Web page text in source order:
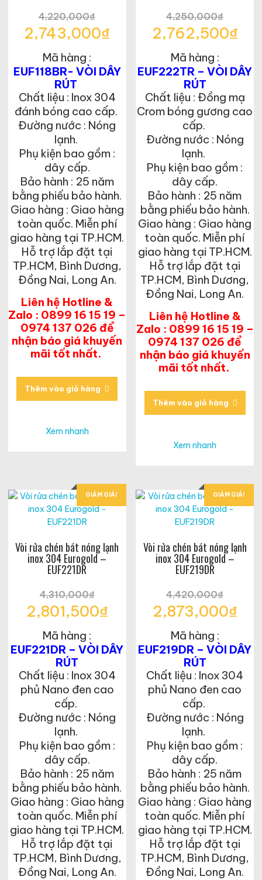
4,220,000₫
Giá
gốc
là:
4,220,000₫.
2,743,000₫
hiện
tại
là:
2,743,000₫.
Mã hàng :
EUF118BR- VÒI DÂY
RÚT
Chất liệu : Inox 304
đánh bóng cao cấp.
Đường nước : Nóng
lạnh.
Phụ kiện bao gồm :
dây cấp.
Bảo hành : 25 năm
bằng phiếu bảo hành.
Giao hàng : Giao hàng
toàn quốc. Miễn phí
giao hàng tại TP.HCM.
Hỗ trợ lắp đặt tại
TP.HCM, Bình Dương,
Đồng Nai, Long An.
Liên hệ Hotline &
Zalo : 0899 16 15 19 –
0974 137 026 để
nhận báo giá khuyến
mãi tốt nhất.
Thêm vào giỏ hàng
Xem nhanh
4,250,000₫
Giá
gốc
là:
4,250,000₫.
2,762,500₫
hiện
tại
là:
2,762,500₫.
Mã hàng :
EUF222TR – VÒI DÂY
RÚT
Chất liệu : Đồng mạ
Crom bóng gương cao
cấp.
Đường nước : Nóng
lạnh.
Phụ kiện bao gồm :
dây cấp.
Bảo hành : 25 năm
bằng phiếu bảo hành.
Giao hàng : Giao hàng
toàn quốc. Miễn phí
giao hàng tại TP.HCM.
Hỗ trợ lắp đặt tại
TP.HCM, Bình Dương,
Đồng Nai, Long An.
Liên hệ Hotline &
Zalo : 0899 16 15 19 –
0974 137 026 để
nhận báo giá khuyến
mãi tốt nhất.
Thêm vào giỏ hàng
Xem nhanh
GIẢM GIÁ!
Vòi rửa chén bát nóng lạnh
inox 304 Eurogold –
EUF221DR
4,310,000₫
Giá
gốc
là:
4,310,000₫.
2,801,500₫
hiện
tại
là:
2,801,500₫.
Mã hàng :
EUF221DR – VÒI DÂY
RÚT
Chất liệu : Inox 304
phủ Nano đen cao
cấp.
Đường nước : Nóng
lạnh.
Phụ kiện bao gồm :
dây cấp.
Bảo hành : 25 năm
bằng phiếu bảo hành.
Giao hàng : Giao hàng
toàn quốc. Miễn phí
giao hàng tại TP.HCM.
Hỗ trợ lắp đặt tại
TP.HCM, Bình Dương,
Đồng Nai, Long An.
GIẢM GIÁ!
Vòi rửa chén bát nóng lạnh
inox 304 Eurogold –
EUF219DR
4,420,000₫
Giá
gốc
là:
4,420,000₫.
2,873,000₫
hiện
tại
là:
2,873,000₫.
Mã hàng :
EUF219DR – VÒI DÂY
RÚT
Chất liệu : Inox 304
phủ Nano đen cao
cấp.
Đường nước : Nóng
lạnh.
Phụ kiện bao gồm :
dây cấp.
Bảo hành : 25 năm
bằng phiếu bảo hành.
Giao hàng : Giao hàng
toàn quốc. Miễn phí
giao hàng tại TP.HCM.
Hỗ trợ lắp đặt tại
TP.HCM, Bình Dương,
Đồng Nai, Long An.